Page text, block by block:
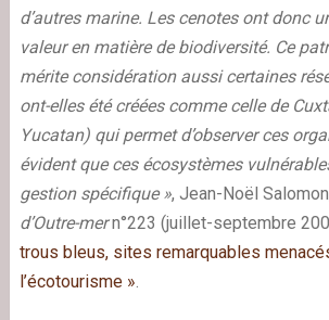
d’autres marine. Les cenotes ont donc
valeur en matière de biodiversité. Ce
mérite considération aussi certaines
ont-elles été créées comme celle de
Yucatan) qui permet d’observer ces
évident que ces écosystèmes
gestion spécifique », Jean-Noël
d’Outre-mern°223 (juillet-septembre
trous bleus, sites remarquables
l’écotourisme »